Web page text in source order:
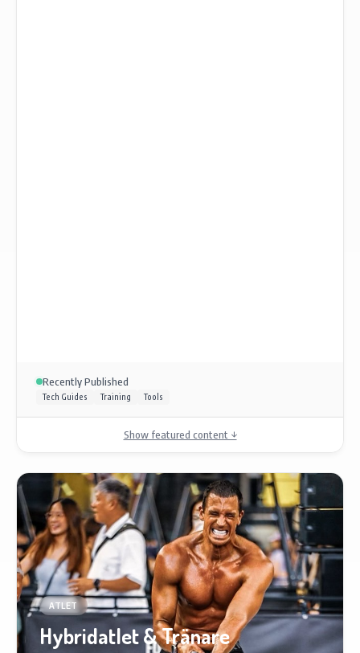
Recently Published
Tech Guides Training Tools
Show featured content ↓
ATLET
Hybridatlet & Tränare